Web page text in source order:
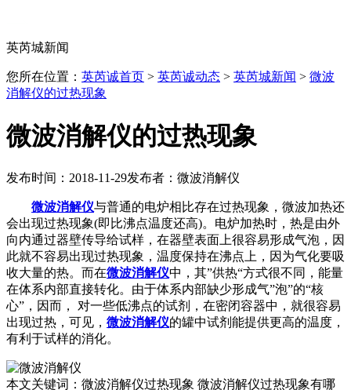
英芮城新闻
您所在位置： 英芮诚首页 > 英芮诚动态 > 英芮城新闻 > 微波
消解仪的过热现象
微波消解仪的过热现象
发布时间：2018-11-29发布者：微波消解仪
微波消解仪与普通的电炉相比存在过热现象，微波加热还
会出现过热现象(即比沸点温度还高)。电炉加热时，热是由外
向内通过器壁传导给试样，在器壁表面上很容易形成气泡，因
此就不容易出现过热现象，温度保持在沸点上，因为气化要吸
收大量的热。而在微波消解仪中，其”供热“方式很不同，能量
在体系内部直接转化。由于体系内部缺少形成气”泡”的“核
心”，因而， 对一些低沸点的试剂，在密闭容器中，就很容易
出现过热，可见， 微波消解仪的罐中试剂能提供更高的温度，
有利于试样的消化。
本文关键词：微波消解仪过热现象 微波消解仪过热现象有哪